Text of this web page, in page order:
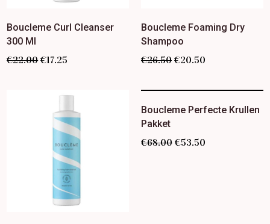
Boucleme Curl Cleanser
300 Ml
€22.00 €17.25
Boucleme Foaming Dry
Shampoo
€26.50 €20.50
Boucleme Perfecte Krullen
Pakket
€68.00 €53.50